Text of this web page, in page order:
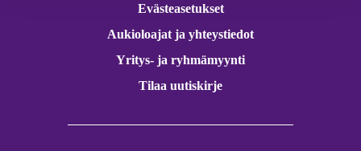
Evästeasetukset
Aukioloajat ja yhteystiedot
Yritys- ja ryhmämyynti
Tilaa uutiskirje